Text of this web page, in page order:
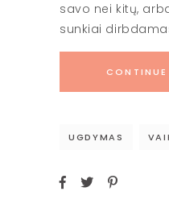
savo nei kitų,
sunkiai
UGDYMAS